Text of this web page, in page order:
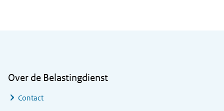
Over de Belastingdienst
Contact